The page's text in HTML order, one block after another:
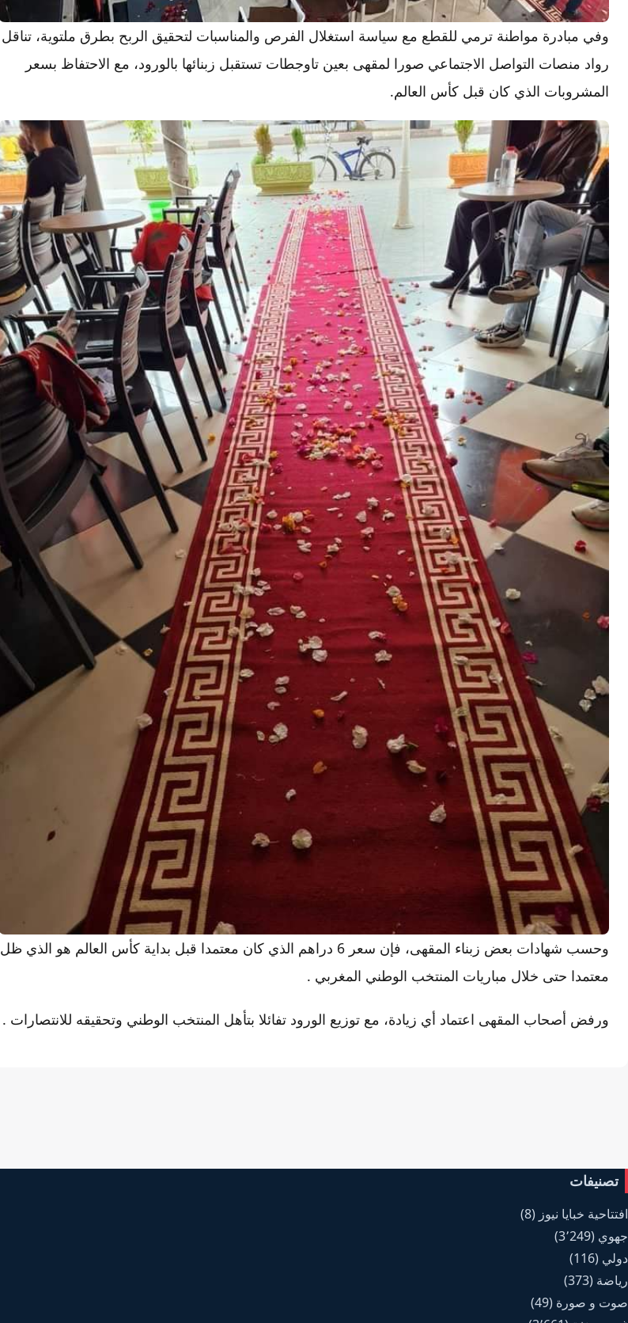
وفي مبادرة مواطنة ترمي للقطع مع سياسة استغلال الفرص والمناسبات لتحقيق الربح بطرق ملتوية، تناقل
رواد منصات التواصل الاجتماعي صورا لمقهى بعين تاوجطات تستقبل زبنائها بالورود، مع الاحتفاظ بسعر
المشروبات الذي كان قبل كأس العالم.
وحسب شهادات بعض زبناء المقهى، فإن سعر 6 دراهم الذي كان معتمدا قبل بداية كأس العالم هو الذي ظل
معتمدا حتى خلال مباريات المنتخب الوطني المغربي .
ورفض أصحاب المقهى اعتماد أي زيادة، مع توزيع الورود تفائلا بتأهل المنتخب الوطني وتحقيقه للانتصارات .
تصنيفات
افتتاحية خبايا نيوز (8)
جهوي (3٬249)
دولي (116)
رياضة (373)
صوت و صورة (49)